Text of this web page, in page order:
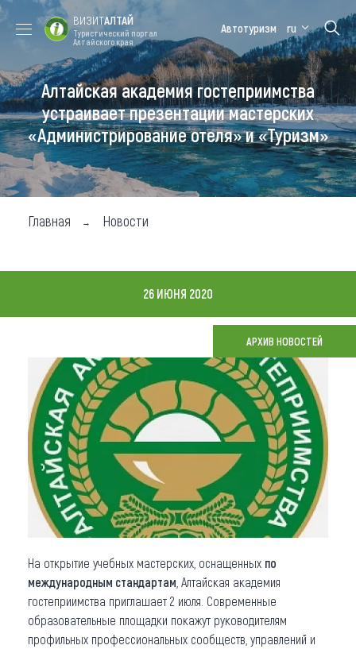
Форум VISIT
ALTAI
Цветение
маральника
Медицинский
форум
Алтайская
зимовка
Туры
Где побывать
Чем заняться
Карта
Что привезти (сувениры)
О регионе
Коллекция впечатлений
Другие рубрики
ВИЗИТАЛТАЙ
Туристический портал
Алтайского края
Автотуризм ru
Алтайская академия гостеприимства
устраивает презентации мастерских
«Администрирование отеля» и «Туризм»
Главная Новости
26 ИЮНЯ 2020
АРХИВ НОВОСТЕЙ
На открытие учебных мастерских, оснащенных по
международным стандартам , Алтайская академия
гостеприимства приглашает 2 июля. Современные
образовательные площадки покажут руководителям
профильных профессиональных сообществ, управлений и